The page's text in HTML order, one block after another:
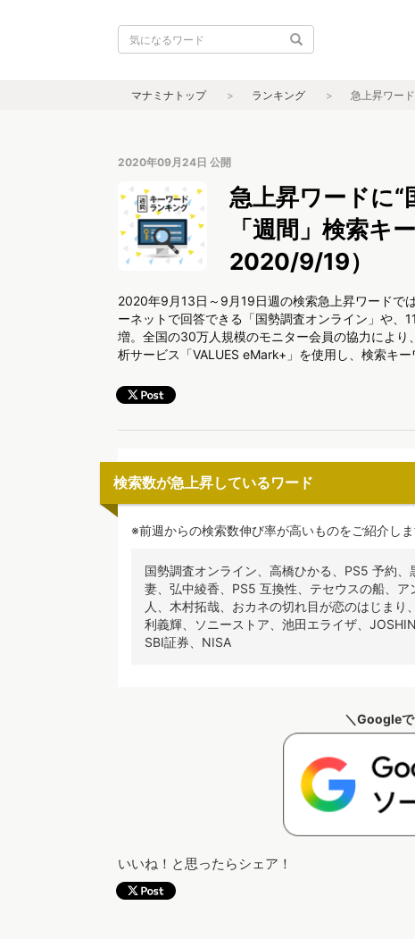
マナミナトップ ランキング 急上昇ワー
2020年09月24日 公開
急上昇ワードに“
「週間」検索
2020/9/19）
2020年9月13日～9月19日週の検索急上昇ワードで
ーネットで回答できる「国勢調査オンライン」や、
増。全国の30万人規模のモニター会員の協力によ
析サービス「VALUES eMark+」を使用し、検索キー
検索数が急上昇しているワード
※前週からの検索数伸び率が高いものをご紹介し
国勢調査オンライン、高橋ひかる、PS5 予約
妻、弘中綾香、PS5 互換性、テセウスの船、
人、木村拓哉、おカネの切れ目が恋のはじま
利義輝、ソニーストア、池田エライザ、
SBI証券、NISA
＼Google
いいね！と思ったらシェア！